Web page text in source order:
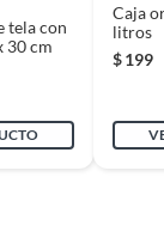
tela con
30 cm
Caja
litros
$199